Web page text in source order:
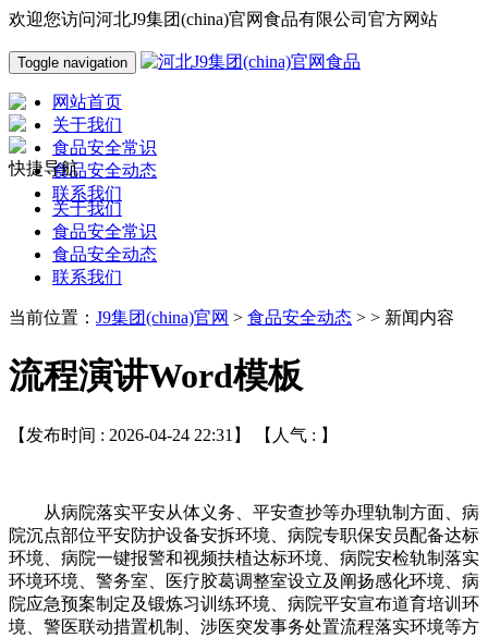
欢迎您访问河北J9集团(china)官网食品有限公司官方网站
Toggle navigation
网站首页
关于我们
食品安全常识
食品安全动态
联系我们
快捷导航
关于我们
食品安全常识
食品安全动态
联系我们
当前位置： J9集团(china)官网 > 食品安全动态 > > 新闻内容
流程演讲Word模板
【发布时间 : 2026-04-24 22:31】 【人气 : 】
从病院落实平安从体义务、平安查抄等办理轨制方面、病
院沉点部位平安防护设备安拆环境、病院专职保安员配备达标
环境、病院一键报警和视频扶植达标环境、病院安检轨制落实
环境环境、警务室、医疗胶葛调整室设立及阐扬感化环境、病
院应急预案制定及锻炼习训练环境、病院平安宣布道育培训环
境、警医联动措置机制、涉医突发事务处置流程落实环境等方